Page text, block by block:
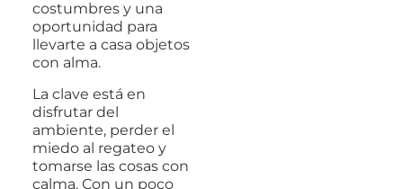
costumbres y una
oportunidad para
llevarte a casa objetos
con alma.
La clave está en
disfrutar del
ambiente, perder el
miedo al regateo y
tomarse las cosas con
calma. Con un poco